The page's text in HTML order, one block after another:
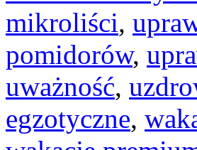
mikroliści,
pomidorów,
uważność,
egzotyczne,